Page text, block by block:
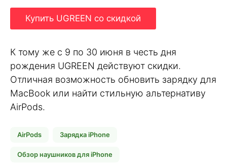
Купить UGREEN со скидкой
К тому же с 9 по 30 июня в честь дня
рождения UGREEN действуют скидки.
Отличная возможность обновить зарядку для
MacBook или найти стильную альтернативу
AirPods.
AirPods Зарядка iPhone
Обзор наушников для iPhone